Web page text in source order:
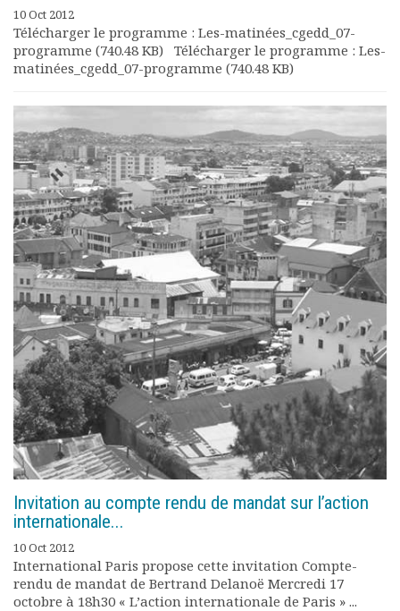
10 Oct 2012
Télécharger le programme : Les-matinées_cgedd_07-
programme (740.48 KB) Télécharger le programme : Les-
matinées_cgedd_07-programme (740.48 KB)
Invitation au compte rendu de mandat sur l’action
internationale...
10 Oct 2012
International Paris propose cette invitation Compte-
rendu de mandat de Bertrand Delanoë Mercredi 17
octobre à 18h30 « L’action internationale de Paris » ...